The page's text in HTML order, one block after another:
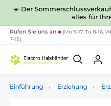
☀️ Der
alles für
Rufen Sie uns an
(Mo 9-17, Tu 8-16,
7-15)
Einführung Erziehung